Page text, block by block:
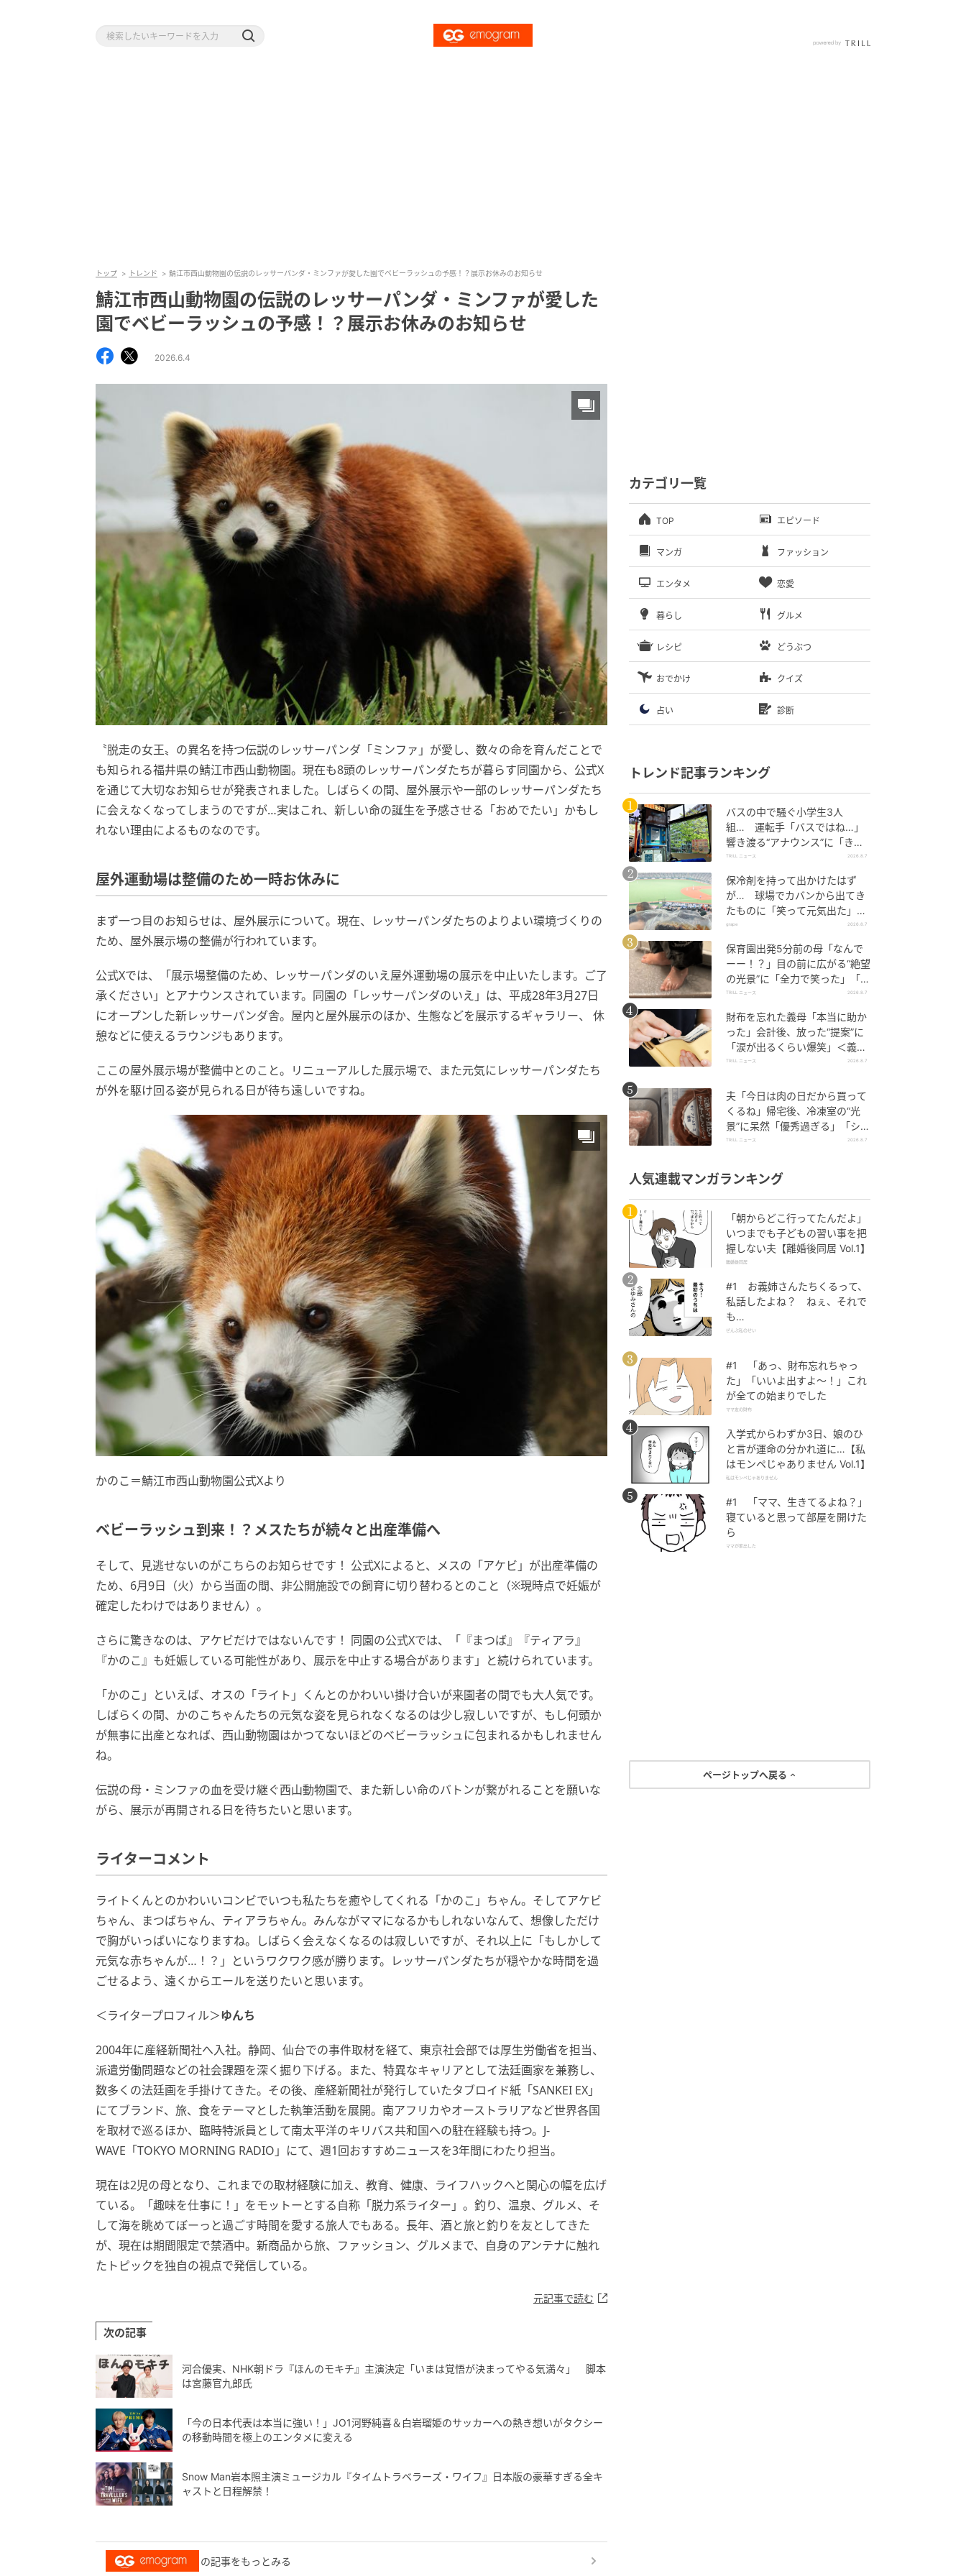
トップ トレンド 鯖江市西山動物園の伝説のレッサーパンダ・ミンファが愛した園でベビーラッシュの予感！？展示お休みのお知らせ
鯖江市西山動物園の伝説のレッサーパンダ・ミンファが愛した
園でベビーラッシュの予感！？展示お休みのお知らせ
2026.6.4
〝脱走の女王〟の異名を持つ伝説のレッサーパンダ「ミンファ」が愛し、数々の命を育んだことで
も知られる福井県の鯖江市西山動物園。現在も8頭のレッサーパンダたちが暮らす同園から、公式X
を通じて大切なお知らせが発表されました。しばらくの間、屋外展示や一部のレッサーパンダたち
に会えなくなってしまうのですが…実はこれ、新しい命の誕生を予感させる「おめでたい」かもし
れない理由によるものなのです。
屋外運動場は整備のため一時お休みに
まず一つ目のお知らせは、屋外展示について。現在、レッサーパンダたちのよりよい環境づくりの
ため、屋外展示場の整備が行われています。
公式Xでは、「展示場整備のため、レッサーパンダのいえ屋外運動場の展示を中止いたします。ご了
承ください」とアナウンスされています。同園の「レッサーパンダのいえ」は、平成28年3月27日
にオープンした新レッサーパンダ舎。屋内と屋外展示のほか、生態などを展示するギャラリー、 休
憩などに使えるラウンジもあります。
ここの屋外展示場が整備中とのこと。リニューアルした展示場で、また元気にレッサーパンダたち
が外を駆け回る姿が見られる日が待ち遠しいですね。
かのこ＝鯖江市西山動物園公式Xより
ベビーラッシュ到来！？メスたちが続々と出産準備へ
そして、見逃せないのがこちらのお知らせです！ 公式Xによると、メスの「アケビ」が出産準備の
ため、6月9日（火）から当面の間、非公開施設での飼育に切り替わるとのこと（※現時点で妊娠が
確定したわけではありません）。
さらに驚きなのは、アケビだけではないんです！ 同園の公式Xでは、「『まつば』『ティアラ』
『かのこ』も妊娠している可能性があり、展示を中止する場合があります」と続けられています。
「かのこ」といえば、オスの「ライト」くんとのかわいい掛け合いが来園者の間でも大人気です。
しばらくの間、かのこちゃんたちの元気な姿を見られなくなるのは少し寂しいですが、もし何頭か
が無事に出産となれば、西山動物園はかつてないほどのベビーラッシュに包まれるかもしれません
ね。
伝説の母・ミンファの血を受け継ぐ西山動物園で、また新しい命のバトンが繋がれることを願いな
がら、展示が再開される日を待ちたいと思います。
ライターコメント
ライトくんとのかわいいコンビでいつも私たちを癒やしてくれる「かのこ」ちゃん。そしてアケビ
ちゃん、まつばちゃん、ティアラちゃん。みんながママになるかもしれないなんて、想像しただけ
で胸がいっぱいになりますね。しばらく会えなくなるのは寂しいですが、それ以上に「もしかして
元気な赤ちゃんが…！？」というワクワク感が勝ります。レッサーパンダたちが穏やかな時間を過
ごせるよう、遠くからエールを送りたいと思います。
＜ライタープロフィル＞ゆんち
2004年に産経新聞社へ入社。静岡、仙台での事件取材を経て、東京社会部では厚生労働省を担当、
派遣労働問題などの社会課題を深く掘り下げる。また、特異なキャリアとして法廷画家を兼務し、
数多くの法廷画を手掛けてきた。その後、産経新聞社が発行していたタブロイド紙「SANKEI EX」
にてブランド、旅、食をテーマとした執筆活動を展開。南アフリカやオーストラリアなど世界各国
を取材で巡るほか、臨時特派員として南太平洋のキリバス共和国への駐在経験も持つ。J-
WAVE「TOKYO MORNING RADIO」にて、週1回おすすめニュースを3年間にわたり担当。
現在は2児の母となり、これまでの取材経験に加え、教育、健康、ライフハックへと関心の幅を広げ
ている。「趣味を仕事に！」をモットーとする自称「脱力系ライター」。釣り、温泉、グルメ、そ
して海を眺めてぼーっと過ごす時間を愛する旅人でもある。長年、酒と旅と釣りを友としてきた
が、現在は期間限定で禁酒中。新商品から旅、ファッション、グルメまで、自身のアンテナに触れ
たトピックを独自の視点で発信している。
元記事で読む
次の記事
河合優実、NHK朝ドラ『ほんのモキチ』主演決定「いまは覚悟が決まってやる気満々」 脚本
は宮藤官九郎氏
「今の日本代表は本当に強い！」JO1河野純喜＆白岩瑠姫のサッカーへの熱き想いがタクシー
の移動時間を極上のエンタメに変える
Snow Man岩本照主演ミュージカル『タイムトラベラーズ・ワイフ』日本版の豪華すぎる全キ
ャストと日程解禁！
の記事をもっとみる
カテゴリ一覧
TOP エピソード
マンガ ファッション
エンタメ 恋愛
暮らし グルメ
レシピ どうぶつ
おでかけ クイズ
占い 診断
トレンド記事ランキング
バスの中で騒ぐ小学生3人
組… 運転手「バスではね…」
響き渡る“アナウンス”に「きっ
といい経験になった」
TRILL ニュース 2026.8.7
保冷剤を持って出かけたはず
が… 球場でカバンから出てき
たものに「笑って元気出た」
「そんなことある？」の声
grape 2026.8.7
保育園出発5分前の母「なんで
ーー！？」目の前に広がる“絶望
の光景”に「全力で笑った」「本
当にお疲れさまです」
TRILL ニュース 2026.8.7
財布を忘れた義母「本当に助か
った」会計後、放った“提案”に
「涙が出るくらい爆笑」＜義母
エピソード2選＞
TRILL ニュース 2026.8.7
夫「今日は肉の日だから買って
くるね」帰宅後、冷凍室の“光
景”に呆然「優秀過ぎる」「シゴ
デキすぎ」
TRILL ニュース 2026.8.7
人気連載マンガランキング
「朝からどこ行ってたんだよ」
いつまでも子どもの習い事を把
握しない夫【離婚後同居 Vol.1】
離婚後同居
#1 お義姉さんたちくるって、
私話したよね？ ねぇ、それで
も…
ぜんぶ私のせい
#1 「あっ、財布忘れちゃっ
た」「いいよ出すよ〜！」これ
が全ての始まりでした
ママ友の財布
入学式からわずか3日、娘のひ
と言が運命の分かれ道に…【私
はモンペじゃありません Vol.1】
私はモンペじゃありません
#1 「ママ、生きてるよね？」
寝ていると思って部屋を開けた
ら
ママが家出した
ページトップへ戻る